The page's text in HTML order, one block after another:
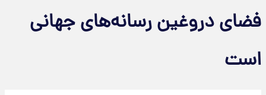
فضای دروغین رسانه‌های جهانی
است